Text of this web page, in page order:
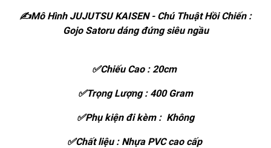
✍Mô Hình JUJUTSU KAISEN - Chú Thuật Hồi Chiến :
Gojo Satoru dáng đứng siêu ngầu
✅Chiếu Cao : 20cm
✅Trọng Lượng : 400 Gram
✅Phụ kiện đi kèm : Không
✅Chất liệu : Nhựa PVC cao cấp